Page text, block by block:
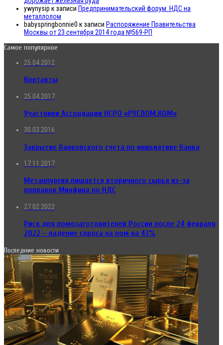
ywynysip к записи Предпринимательский форум. НДС на
металлолом
babyspringbonnie0 к записи Распоряжение Правительства
Москвы от 23 сентября 2014 года №569-РП
Самое популярное
25.04.2012
Контакты
25.04.2017
Участники Ассоциации НСРО «РУСЛОМ.КОМ»
30.03.2016
Закрытие банковского счета по инициативе банка
17.11.2017
Металлургия лишается вторичного сырья из-за
поправок Минфина по НДС
27.02.2022
Риск для ломозаготовителей России после 24 февраля
2022 – падение спроса на лом на 43%
Последние новости